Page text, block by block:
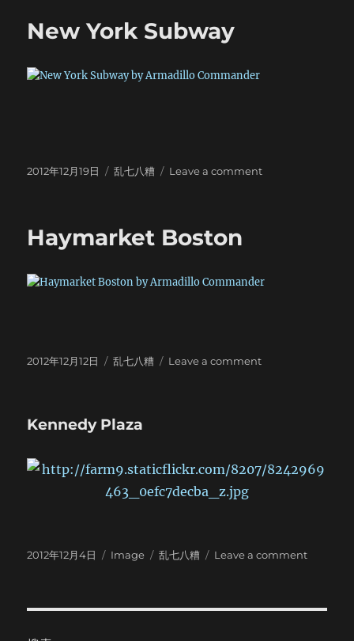
New York Subway
Posted
2012年12月19日 Categories
乱七八糟 Leave a commenton
Haymarket Boston
Posted
2012年12月12日 Categories
乱七八糟 Leave a commenton
Kennedy Plaza
Posted
2012年12月4日 Format
Image Categories
乱七八糟 Leave a commenton